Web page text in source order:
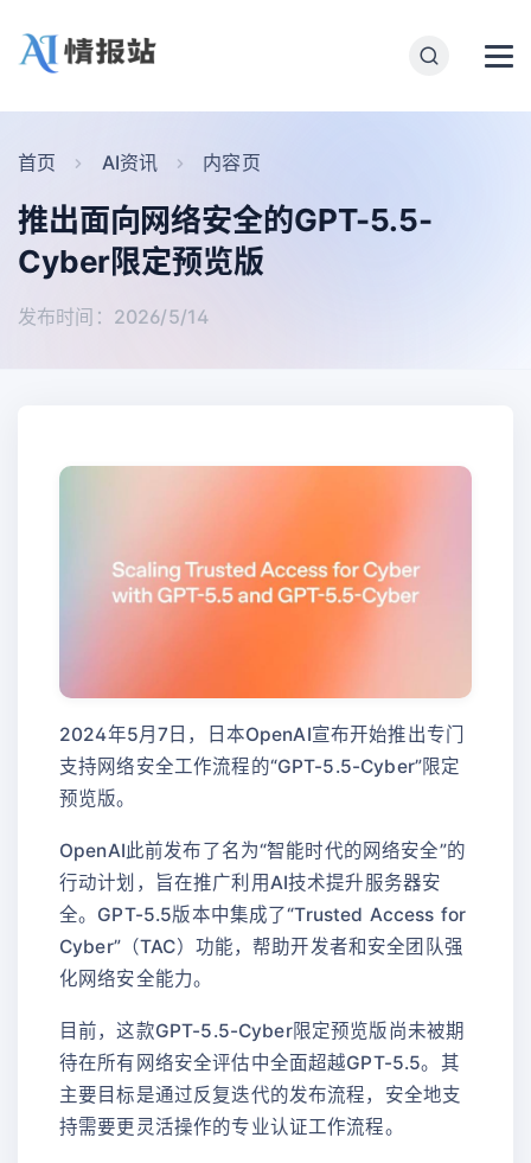
首页 AI资讯 内容页
推出面向网络安全的GPT-5.5-
Cyber限定预览版
发布时间：2026/5/14
2024年5月7日，日本OpenAI宣布开始推出专门
支持网络安全工作流程的“GPT-5.5-Cyber”限定
预览版。
OpenAI此前发布了名为“智能时代的网络安全”的
行动计划，旨在推广利用AI技术提升服务器安
全。GPT-5.5版本中集成了“Trusted Access for
Cyber”（TAC）功能，帮助开发者和安全团队强
化网络安全能力。
目前，这款GPT-5.5-Cyber限定预览版尚未被期
待在所有网络安全评估中全面超越GPT-5.5。其
主要目标是通过反复迭代的发布流程，安全地支
持需要更灵活操作的专业认证工作流程。